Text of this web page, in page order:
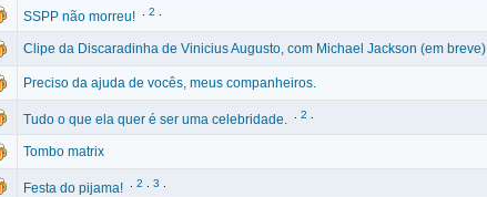
SSPP não morreu! 2
Clipe da Discaradinha de Vinicius Augusto, com Michael Jackson (em breve)
Preciso da ajuda de vocês, meus companheiros.
Tudo o que ela quer é ser uma celebridade. 2
Tombo matrix
Festa do pijama! 2 3